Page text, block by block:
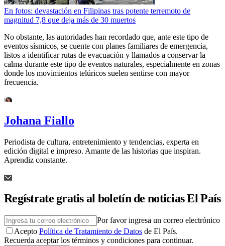
En fotos: devastación en Filipinas tras potente terremoto de
magnitud 7,8 que deja más de 30 muertos
No obstante, las autoridades han recordado que, ante este tipo de
eventos sísmicos, se cuente con planes familiares de emergencia,
listos a identificar rutas de evacuación y llamados a conservar la
calma durante este tipo de eventos naturales, especialmente en zonas
donde los movimientos telúricos suelen sentirse con mayor
frecuencia.
Johana Fiallo
Periodista de cultura, entretenimiento y tendencias, experta en
edición digital e impreso. Amante de las historias que inspiran.
Aprendiz constante.
Regístrate gratis al boletín de noticias El País
Por favor ingresa un correo electrónico
Acepto Política de Tratamiento de Datos de El País.
Recuerda aceptar los términos y condiciones para continuar.